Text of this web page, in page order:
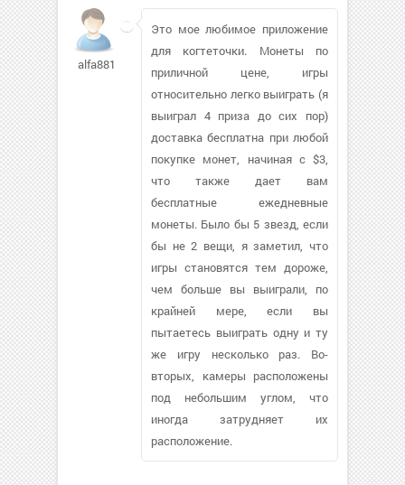
alfa881
Это мое любимое приложение
для когтеточки. Монеты по
приличной цене, игры
относительно легко выиграть (я
выиграл 4 приза до сих пор)
доставка бесплатна при любой
покупке монет, начиная с $3,
что также дает вам
бесплатные ежедневные
монеты. Было бы 5 звезд, если
бы не 2 вещи, я заметил, что
игры становятся тем дороже,
чем больше вы выиграли, по
крайней мере, если вы
пытаетесь выиграть одну и ту
же игру несколько раз. Во-
вторых, камеры расположены
под небольшим углом, что
иногда затрудняет их
расположение.